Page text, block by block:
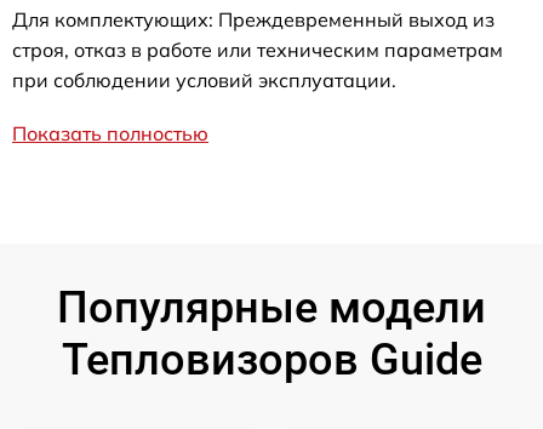
Для комплектующих: Преждевременный выход из
строя, отказ в работе или техническим параметрам
при соблюдении условий эксплуатации.
Показать полностью
Популярные модели
Тепловизоров Guide